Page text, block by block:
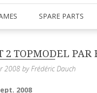
SPARE PARTS
2 TOPMODEL PAR
2008 by Frédéric Dauch
2008